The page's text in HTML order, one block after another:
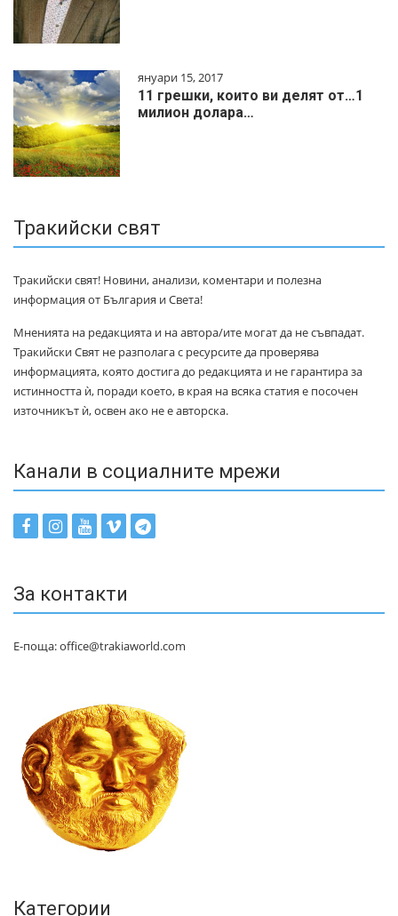
януари 15, 2017
11 грешки, които ви делят от…1
милиoн дoлapa…
Тракийски свят
Тракийски свят! Новини, анализи, коментари и полезна
информация от България и Света!
Мненията на редакцията и на автора/ите могат да не съвпадат.
Тракийски Свят не разполага с ресурсите да проверява
информацията, която достига до редакцията и не гарантира за
истинността ѝ, поради което, в края на всяка статия е посочен
източникът ѝ, освен ако не е авторска.
Канали в социалните мрежи
За контакти
Е-поща: office@trakiaworld.com
Категории